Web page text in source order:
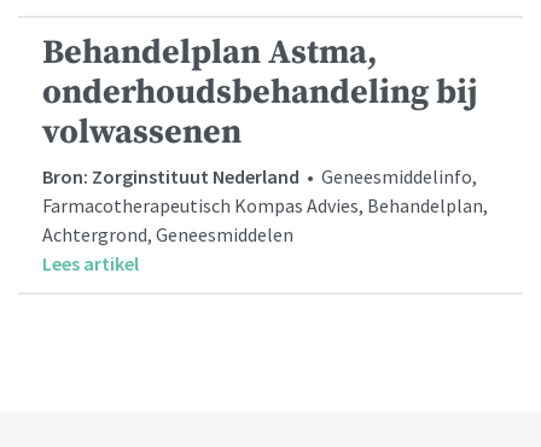
Behandelplan Astma,
onderhoudsbehandeling bij
volwassenen
Bron: Zorginstituut Nederland • Geneesmiddelinfo,
Farmacotherapeutisch Kompas Advies, Behandelplan,
Achtergrond, Geneesmiddelen
Lees artikel